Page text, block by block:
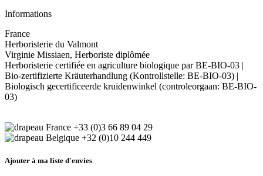
Informations
France
Herboristerie du Valmont
Virginie Missiaen, Herboriste diplômée
Herboristerie certifiée en agriculture biologique par BE-BIO-03 |
Bio-zertifizierte Kräuterhandlung (Kontrollstelle: BE-BIO-03) |
Biologisch gecertificeerde kruidenwinkel (controleorgaan: BE-BIO-
03)
+33 (0)3 66 89 04 29
+32 (0)10 244 449
Ajouter à ma liste d'envies